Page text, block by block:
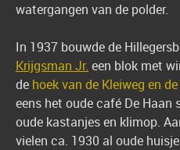
watergangen van de polder.
In 1937 bouwde de
Krijgsman Jr. een blok met
de hoek van de Kleiweg en
eens het oude café De Haan
oude kastanjes en klimop.
vielen ca. 1930 al oude